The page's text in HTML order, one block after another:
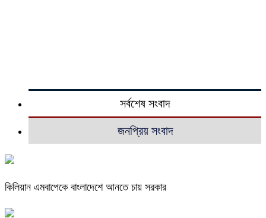
সর্বশেষ সংবাদ
জনপ্রিয় সংবাদ
কিলিয়ান এমবাপেকে বাংলাদেশে আনতে চায় সরকার